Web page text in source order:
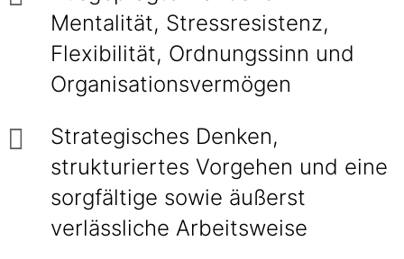
Mentalität, Stressresistenz,
Flexibilität, Ordnungssinn und
Organisationsvermögen
Strategisches Denken,
strukturiertes Vorgehen und eine
sorgfältige sowie äußerst
verlässliche Arbeitsweise